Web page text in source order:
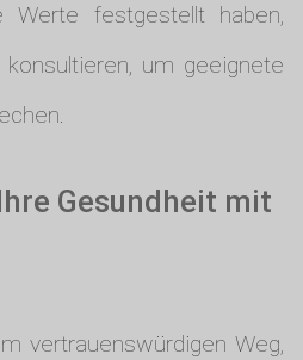
Werte festgestellt haben,
um geeignete
Gesundheit mit
vertrauenswürdigen Weg,